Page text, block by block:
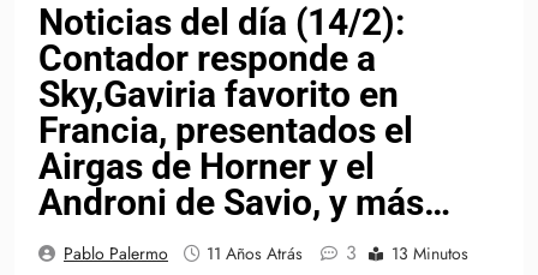
Noticias del día (14/2):
Contador responde a
Sky,Gaviria favorito en
Francia, presentados el
Airgas de Horner y el
Androni de Savio, y más…
Pablo Palermo 11 Años Atrás 3 13 Minutos